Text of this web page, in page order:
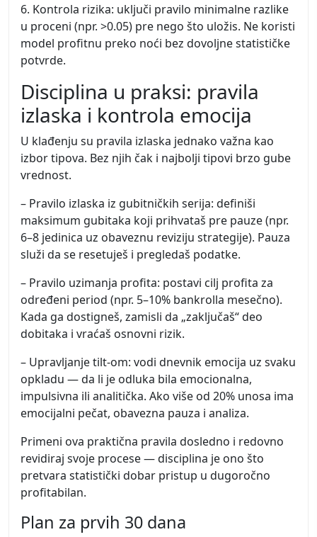
6. Kontrola rizika: uključi pravilo minimalne razlike
u proceni (npr. >0.05) pre nego što uložis. Ne koristi
model profitnu preko noći bez dovoljne statističke
potvrde.
Disciplina u praksi: pravila
izlaska i kontrola emocija
U klađenju su pravila izlaska jednako važna kao
izbor tipova. Bez njih čak i najbolji tipovi brzo gube
vrednost.
– Pravilo izlaska iz gubitničkih serija: definiši
maksimum gubitaka koji prihvataš pre pauze (npr.
6–8 jedinica uz obaveznu reviziju strategije). Pauza
služi da se resetuješ i pregledaš podatke.
– Pravilo uzimanja profita: postavi cilj profita za
određeni period (npr. 5–10% bankrolla mesečno).
Kada ga dostigneš, zamisli da „zaključaš“ deo
dobitaka i vraćaš osnovni rizik.
– Upravljanje tilt-om: vodi dnevnik emocija uz svaku
opkladu — da li je odluka bila emocionalna,
impulsivna ili analitička. Ako više od 20% unosa ima
emocijalni pečat, obavezna pauza i analiza.
Primeni ova praktična pravila dosledno i redovno
revidiraj svoje procese — disciplina je ono što
pretvara statistički dobar pristup u dugoročno
profitabilan.
Plan za prvih 30 dana